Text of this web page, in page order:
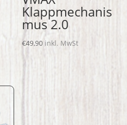
Klappmechanis
mus 2.0
€49,90 inkl. MwSt